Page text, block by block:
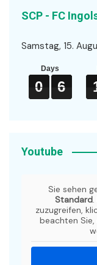
SCP - FC
Samstag, 15.
Days
0
0
0
0 6
6
6
6
Youtube
Sie sehen
Standard
zuzugreifen,
beachten